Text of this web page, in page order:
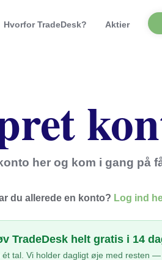
Aktier
Hvorfor TradeDesk?
her og kom i gang på
du allerede en konto? Log ind
TradeDesk helt gratis i 14
ét tal. Vi holder dagligt øje med resten